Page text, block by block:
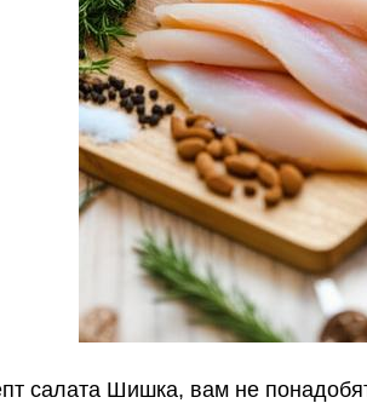
салата Шишка, вам не